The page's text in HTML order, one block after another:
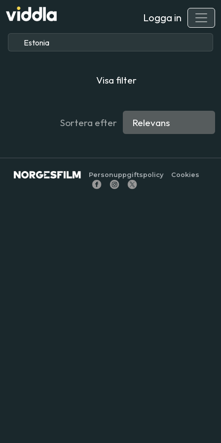
Logga in
Visa filter
Sortera efter
Personuppgiftspolicy Cookies